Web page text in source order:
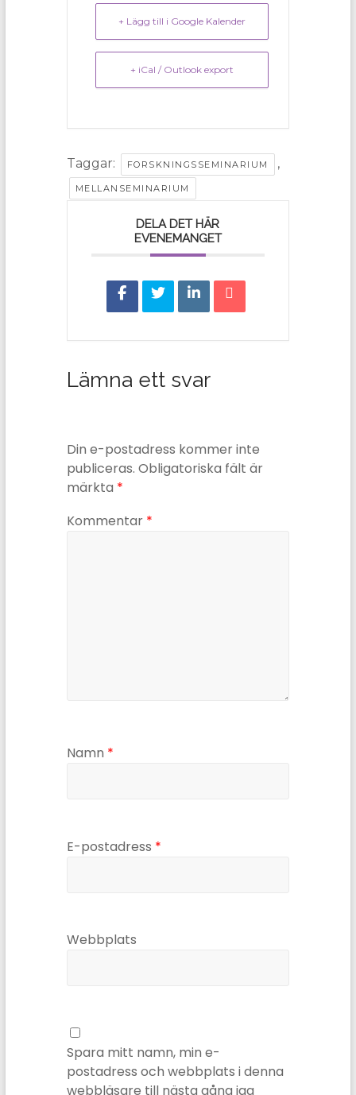
+ Lägg till i Google Kalender
+ iCal / Outlook export
Taggar: FORSKNINGSSEMINARIUM ,
MELLANSEMINARIUM
DELA DET HÄR
EVENEMANGET
Lämna ett svar
Din e-postadress kommer inte
publiceras. Obligatoriska fält är
märkta *
Kommentar *
Namn *
E-postadress *
Webbplats
Spara mitt namn, min e-
postadress och webbplats i denna
webbläsare till nästa gång jag